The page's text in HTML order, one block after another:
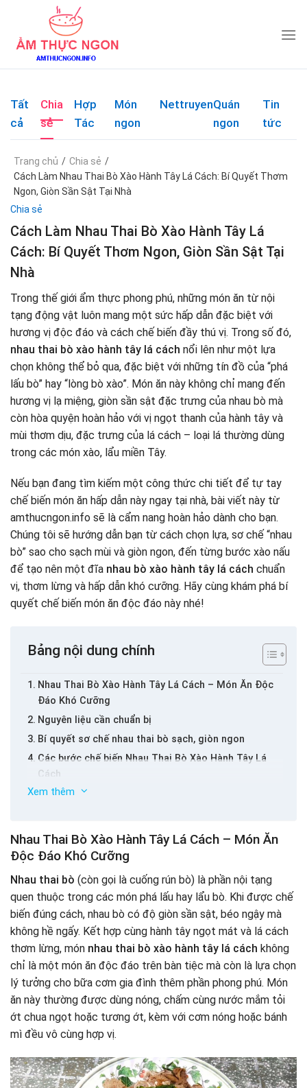
content
Tất
cả
Chia
sẻ
Hợp
Tác
Món
ngon
NettruyenQuán
ngon
Tin
tức
Trang chủ / Chia sẻ /
Cách Làm Nhau Thai Bò Xào Hành Tây Lá Cách: Bí Quyết Thơm
Ngon, Giòn Sần Sật Tại Nhà
Chia sẻ
Cách Làm Nhau Thai Bò Xào Hành Tây Lá
Cách: Bí Quyết Thơm Ngon, Giòn Sần Sật Tại
Nhà
Trong thế giới ẩm thực phong phú, những món ăn từ nội
tạng động vật luôn mang một sức hấp dẫn đặc biệt với
hương vị độc đáo và cách chế biến đầy thú vị. Trong số đó,
nhau thai bò xào hành tây lá cách nổi lên như một lựa
chọn không thể bỏ qua, đặc biệt với những tín đồ của “phá
lấu bò” hay “lòng bò xào”. Món ăn này không chỉ mang đến
hương vị lạ miệng, giòn sần sật đặc trưng của nhau bò mà
còn hòa quyện hoàn hảo với vị ngọt thanh của hành tây và
mùi thơm dịu, đặc trưng của lá cách – loại lá thường dùng
trong các món xào, lẩu miền Tây.
Nếu bạn đang tìm kiếm một công thức chi tiết để tự tay
chế biến món ăn hấp dẫn này ngay tại nhà, bài viết này từ
amthucngon.info sẽ là cẩm nang hoàn hảo dành cho bạn.
Chúng tôi sẽ hướng dẫn bạn từ cách chọn lựa, sơ chế “nhau
bò” sao cho sạch mùi và giòn ngon, đến từng bước xào nấu
để tạo nên một đĩa nhau bò xào hành tây lá cách chuẩn
vị, thơm lừng và hấp dẫn khó cưỡng. Hãy cùng khám phá bí
quyết chế biến món ăn độc đáo này nhé!
Bảng nội dung chính
Nhau Thai Bò Xào Hành Tây Lá Cách – Món Ăn Độc
Đáo Khó Cưỡng
Nguyên liệu cần chuẩn bị
Bí quyết sơ chế nhau thai bò sạch, giòn ngon
Các bước chế biến Nhau Thai Bò Xào Hành Tây Lá
Cách
Mẹo nhỏ giúp món nhau thai bò xào thêm hấp dẫn
Xem thêm
Nhau Thai Bò Xào Hành Tây Lá Cách – Món Ăn
Độc Đáo Khó Cưỡng
Nhau thai bò (còn gọi là cuống rún bò) là phần nội tạng
quen thuộc trong các món phá lấu hay lẩu bò. Khi được chế
biến đúng cách, nhau bò có độ giòn sần sật, béo ngậy mà
không hề ngấy. Kết hợp cùng hành tây ngọt mát và lá cách
thơm lừng, món nhau thai bò xào hành tây lá cách không
chỉ là một món ăn độc đáo trên bàn tiệc mà còn là lựa chọn
lý tưởng cho bữa cơm gia đình thêm phần phong phú. Món
ăn này thường được dùng nóng, chấm cùng nước mắm tỏi
ớt chua ngọt hoặc tương ớt, kèm với cơm nóng hoặc bánh
mì đều vô cùng hợp vị.